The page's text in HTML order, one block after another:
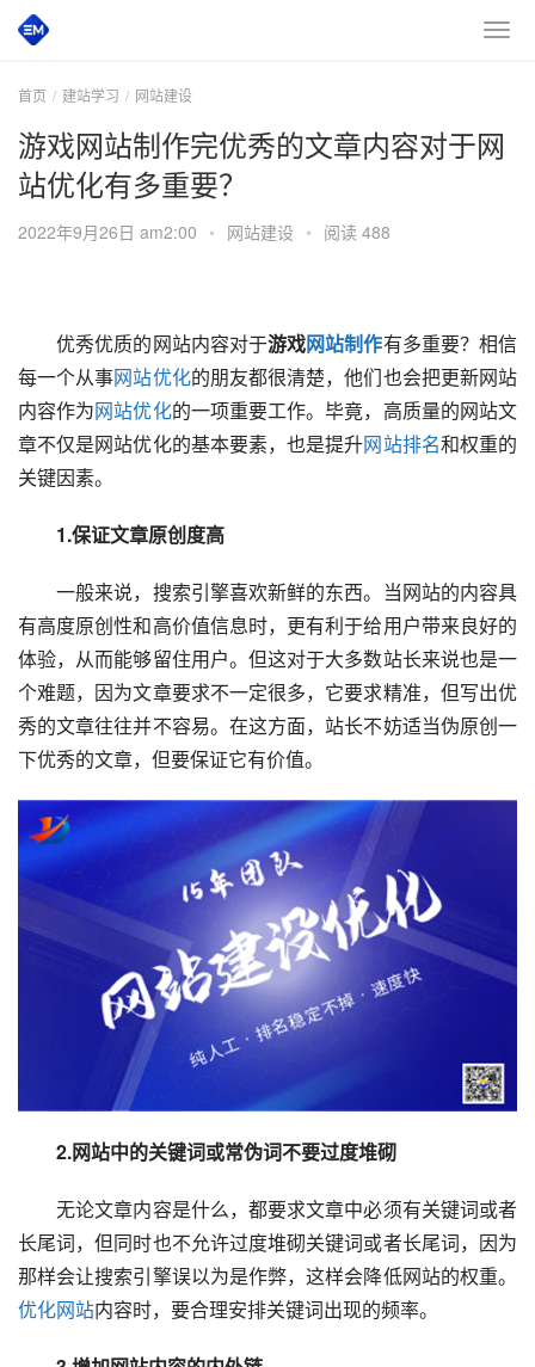
首页 建站学习 网站建设
游戏网站制作完优秀的文章内容对于网
站优化有多重要？
2022年9月26日 am2:00 • 网站建设 • 阅读 488
优秀优质的网站内容对于游戏网站制作有多重要？相信
每一个从事网站优化的朋友都很清楚，他们也会把更新网站
内容作为网站优化的一项重要工作。毕竟，高质量的网站文
章不仅是网站优化的基本要素，也是提升网站排名和权重的
关键因素。
1.保证文章原创度高
一般来说，搜索引擎喜欢新鲜的东西。当网站的内容具
有高度原创性和高价值信息时，更有利于给用户带来良好的
体验，从而能够留住用户。但这对于大多数站长来说也是一
个难题，因为文章要求不一定很多，它要求精准，但写出优
秀的文章往往并不容易。在这方面，站长不妨适当伪原创一
下优秀的文章，但要保证它有价值。
2.网站中的关键词或常伪词不要过度堆砌
无论文章内容是什么，都要求文章中必须有关键词或者
长尾词，但同时也不允许过度堆砌关键词或者长尾词，因为
那样会让搜索引擎误以为是作弊，这样会降低网站的权重。
优化网站内容时，要合理安排关键词出现的频率。